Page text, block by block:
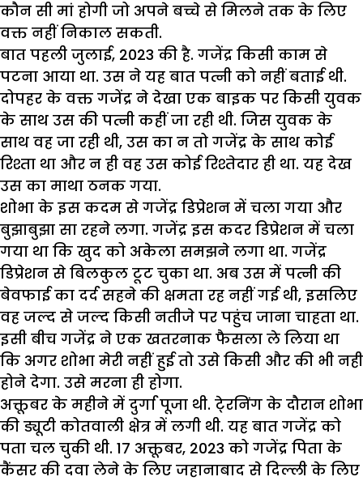
कौन सी मां होगी जो अपने बच्चे से मिलने तक के लिए
वक्त नहीं निकाल सकती.
बात पहली जुलाई, 2023 की है. गजेंद्र किसी काम से
पटना आया था. उस ने यह बात पत्नी को नहीं बताई थी.
दोपहर के वक्त गजेंद्र ने देखा एक बाइक पर किसी युवक
के साथ उस की पत्नी कहीं जा रही थी. जिस युवक के
साथ वह जा रही थी, उस का न तो गजेंद्र के साथ कोई
रिश्ता था और न ही वह उस कोई रिश्तेदार ही था. यह देख
उस का माथा ठनक गया.
शोभा के इस कदम से गजेंद्र डिप्रेशन में चला गया और
बुझाबुझा सा रहने लगा. गजेंद्र इस कदर डिप्रेशन में चला
गया था कि खुद को अकेला समझने लगा था. गजेंद्र
डिप्रेशन से बिलकुल टूट चुका था. अब उस में पत्नी की
बेवफाई का दर्द सहने की क्षमता रह नहीं गई थी, इसलिए
वह जल्द से जल्द किसी नतीजे पर पहुंच जाना चाहता था.
इसी बीच गजेंद्र ने एक खतरनाक फैसला ले लिया था
कि अगर शोभा मेरी नहीं हुई तो उसे किसी और की भी नहीं
होने देगा. उसे मरना ही होगा.
अक्तूबर के महीने में दुर्गा पूजा थी. टे्रनिंग के दौरान शोभा
की ड्यूटी कोतवाली क्षेत्र में लगी थी. यह बात गजेंद्र को
पता चल चुकी थी. 17 अक्तूबर, 2023 को गजेंद्र पिता के
कैंसर की दवा लेने के लिए जहानाबाद से दिल्ली के लिए